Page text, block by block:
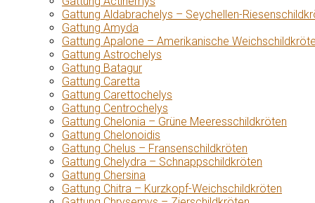
Gattung Aldabrachelys – Seychellen-
Gattung Amyda
Gattung Apalone – Amerikanische
Gattung Astrochelys
Gattung Batagur
Gattung Caretta
Gattung Carettochelys
Gattung Centrochelys
Gattung Chelonia – Grüne Meeresschildkröten
Gattung Chelonoidis
Gattung Chelus – Fransenschildkröten
Gattung Chelydra – Schnappschildkröten
Gattung Chersina
Gattung Chitra – Kurzkopf-Weichschildkröten